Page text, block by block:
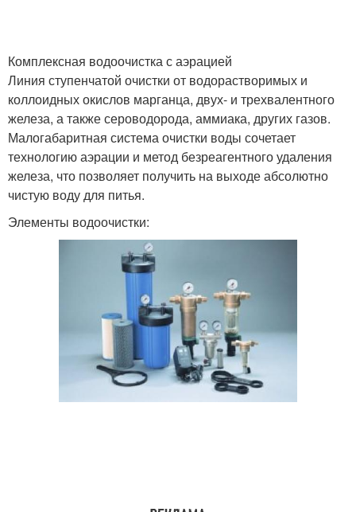
Комплексная водоочистка с аэрацией
Линия ступенчатой очистки от водорастворимых и
коллоидных окислов марганца, двух- и трехвалентного
железа, а также сероводорода, аммиака, других газов.
Малогабаритная система очистки воды сочетает
технологию аэрации и метод безреагентного удаления
железа, что позволяет получить на выходе абсолютно
чистую воду для питья.
Элементы водоочистки: